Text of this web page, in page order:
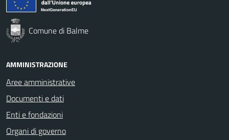
Comune di Balme
AMMINISTRAZIONE
Aree amministrative
Documenti e dati
Enti e fondazioni
Organi di governo